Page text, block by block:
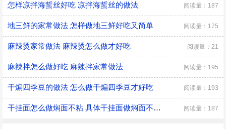
怎样凉拌海蜇丝好吃 凉拌海蜇丝的做法 阅读量：187
地三鲜的家常做法 怎样做地三鲜好吃又简单 阅读量：175
麻辣烫家常做法 麻辣烫怎么做才好吃 阅读量：21
麻辣拌怎么做好吃 麻辣拌家常做法 阅读量：195
干煸四季豆的做法 怎么做干煸四季豆才好吃 阅读量：193
干挂面怎么做焖面不粘 具体干挂面做焖面不粘的方法 阅读量：187